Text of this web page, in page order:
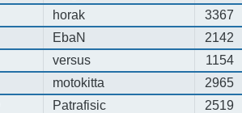
horak 3367
EbaN 2142
versus 1154
motokitta 2965
Patrafisic 2519